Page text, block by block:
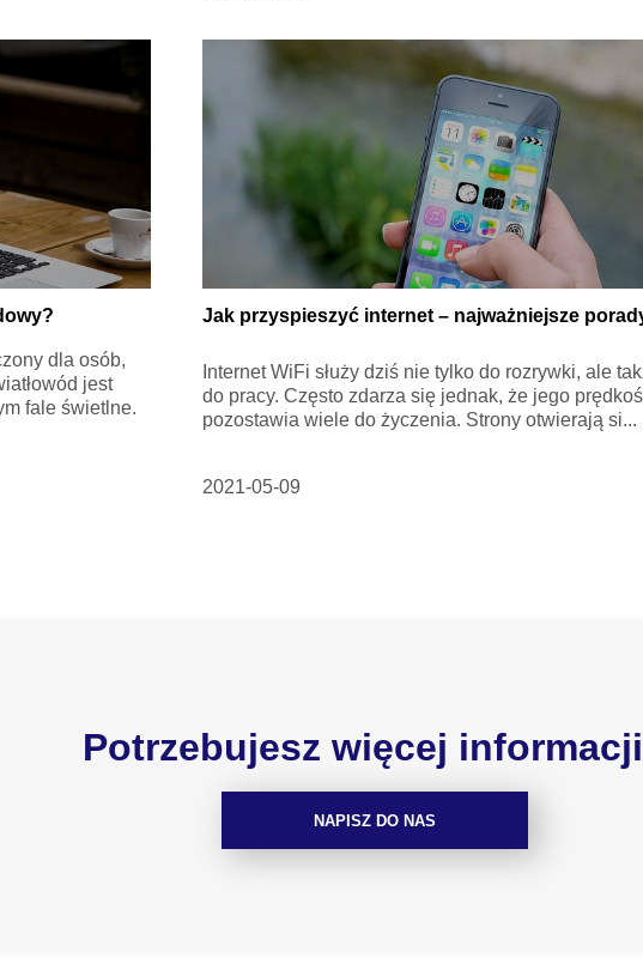
dla osób,
jest
fale świetlne.
Jak przyspieszyć internet – najważniejsze
Internet WiFi służy dziś nie tylko do rozrywki, ale
do pracy. Często zdarza się jednak, że jego
pozostawia wiele do życzenia. Strony otwierają si...
2021-05-09
Potrzebujesz więcej
NAPISZ DO NAS